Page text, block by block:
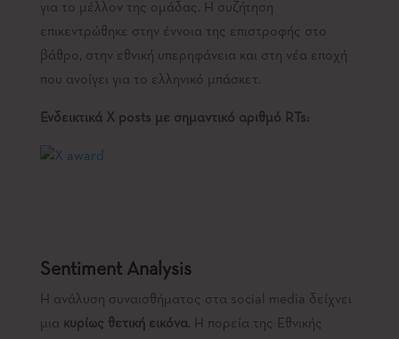
για το μέλλον της ομάδας. Η συζήτηση
επικεντρώθηκε στην έννοια της επιστροφής στο
βάθρο, στην εθνική υπερηφάνεια και στη νέα εποχή
που ανοίγει για το ελληνικό μπάσκετ.
Ενδεικτικά X posts με σημαντικό αριθμό RTs:
Sentiment Analysis
Η ανάλυση συναισθήματος στα social media δείχνει
μια κυρίως θετική εικόνα. Η πορεία της Εθνικής